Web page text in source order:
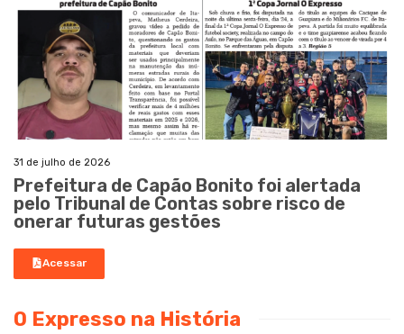
31 de julho de 2026
Prefeitura de Capão Bonito foi alertada
pelo Tribunal de Contas sobre risco de
onerar futuras gestões
Acessar
O Expresso na História